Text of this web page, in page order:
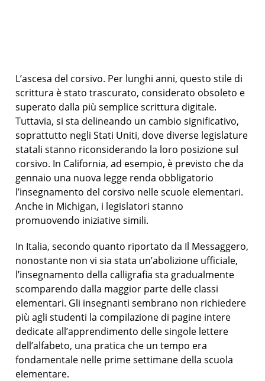
L’ascesa del corsivo. Per lunghi anni, questo stile di
scrittura è stato trascurato, considerato obsoleto e
superato dalla più semplice scrittura digitale.
Tuttavia, si sta delineando un cambio significativo,
soprattutto negli Stati Uniti, dove diverse legislature
statali stanno riconsiderando la loro posizione sul
corsivo. In California, ad esempio, è previsto che da
gennaio una nuova legge renda obbligatorio
l’insegnamento del corsivo nelle scuole elementari.
Anche in Michigan, i legislatori stanno
promuovendo iniziative simili.
In Italia, secondo quanto riportato da Il Messaggero,
nonostante non vi sia stata un’abolizione ufficiale,
l’insegnamento della calligrafia sta gradualmente
scomparendo dalla maggior parte delle classi
elementari. Gli insegnanti sembrano non richiedere
più agli studenti la compilazione di pagine intere
dedicate all’apprendimento delle singole lettere
dell’alfabeto, una pratica che un tempo era
fondamentale nelle prime settimane della scuola
elementare.